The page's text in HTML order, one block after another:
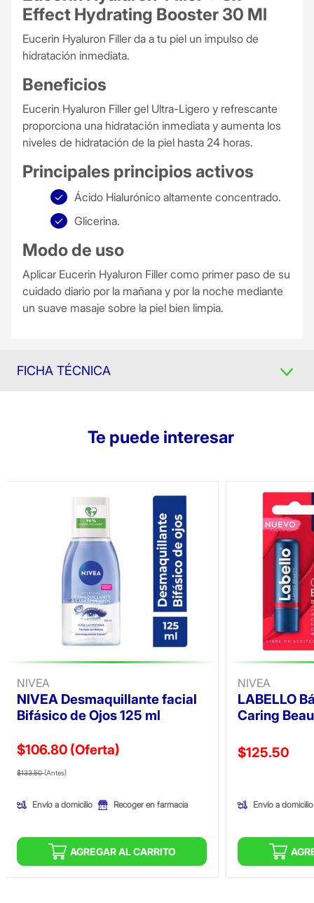
Effect Hydrating Booster 30 Ml
Eucerin Hyaluron Filler da a tu piel un impulso de
hidratación inmediata.
Beneficios
Eucerin Hyaluron Filler gel Ultra-Ligero y refrescante
proporciona una hidratación inmediata y aumenta los
niveles de hidratación de la piel hasta 24 horas.
Principales principios activos
Ácido Hialurónico altamente concentrado.
Glicerina.
Modo de uso
Aplicar Eucerin Hyaluron Filler como primer paso de su
cuidado diario por la mañana y por la noche mediante
un suave masaje sobre la piel bien limpia.
FICHA TÉCNICA
Te puede interesar
NIVEA
NIVEA Desmaquillante facial
Bifásico de Ojos 125 ml
$106.80 (Oferta)
Precio reducido de
$133.50(Antes)(Oferta)
Envío a domicilio Recoger en farmacia
AGREGAR AL CARRITO
NIVEA
LABELLO
Caring
Precio
$125.50
Envío a domicilio